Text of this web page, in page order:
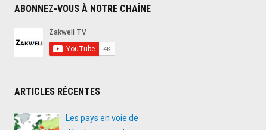
ABONNEZ-VOUS À NOTRE CHAÎNE
ARTICLES RÉCENTES
Les pays en voie de